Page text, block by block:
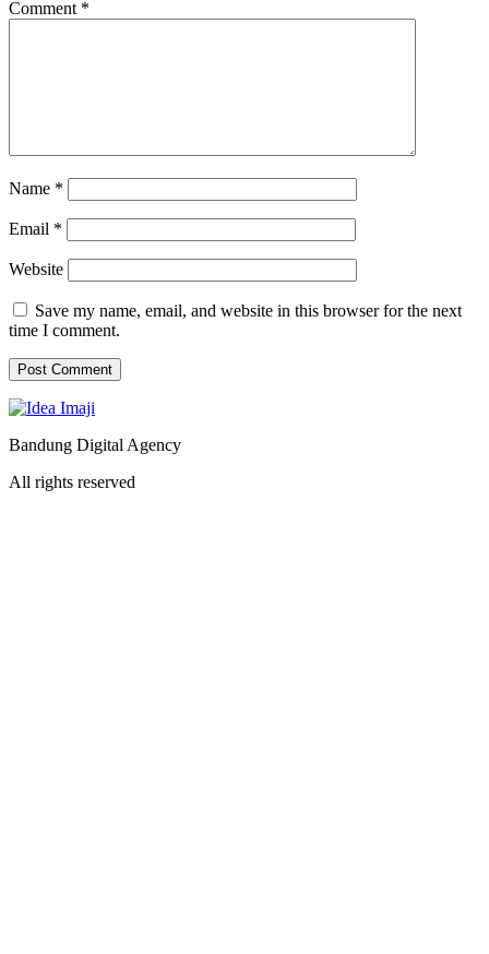
Comment *
Name *
Email *
Website
Save my name, email, and website in this browser for the next
time I comment.
Bandung Digital Agency
All rights reserved